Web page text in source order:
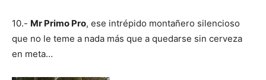
10.- Mr Primo Pro, ese intrépido montañero silencioso
que no le teme a nada más que a quedarse sin cerveza
en meta…